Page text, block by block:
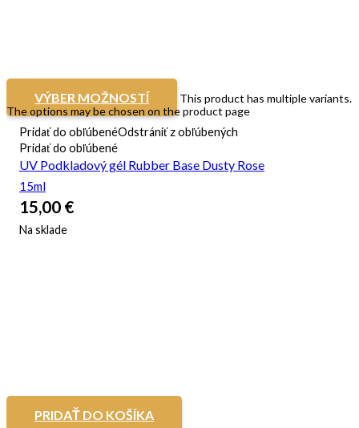
VÝBER MOŽNOSTÍ
This product has multiple variants.
The options may be chosen on the product page
Pridať do obľúbenéOdstrániť z obľúbených
Pridať do obľúbené
UV Podkladový gél Rubber Base Dusty Rose
15ml
15,00 €
Na sklade
PRIDAŤ DO KOŠÍKA